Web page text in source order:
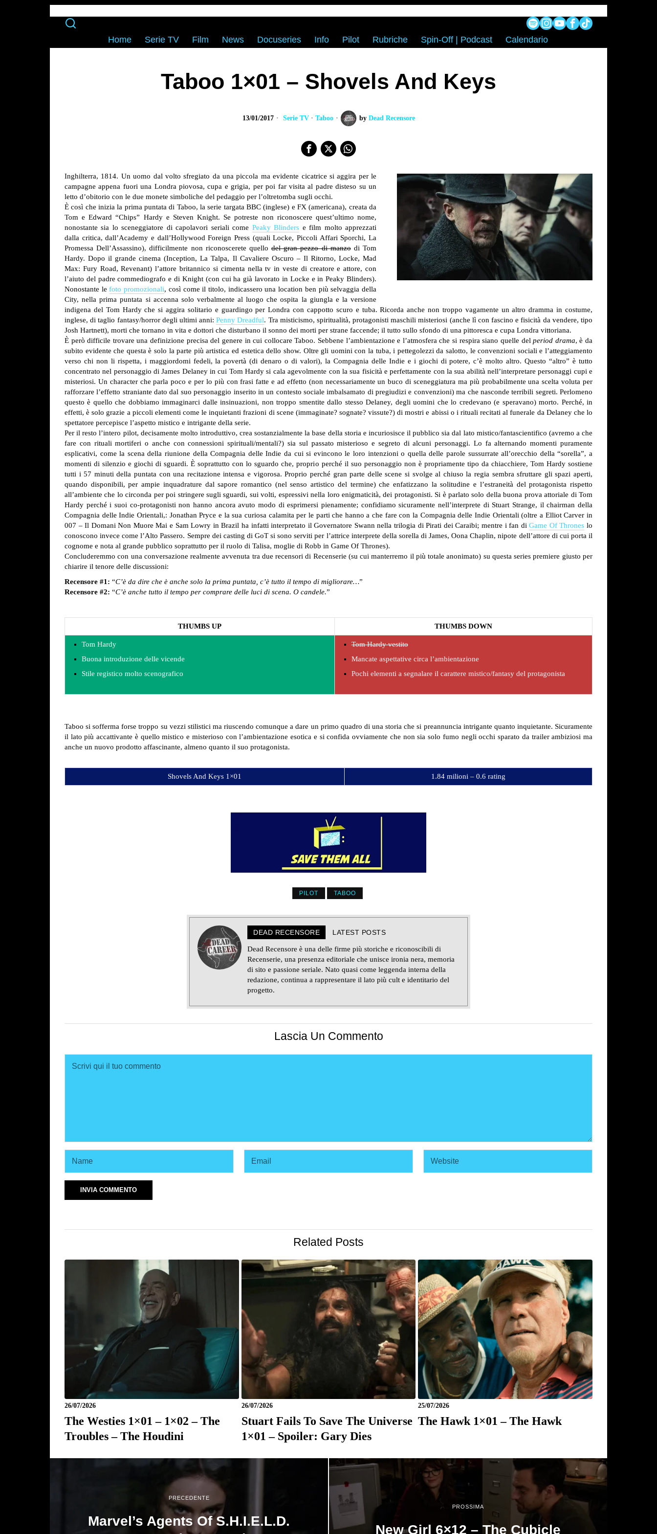
Home Serie TV Film News Docuseries Info Pilot Rubriche Spin-Off | Podcast Calendario
Taboo 1×01 – Shovels And Keys
13/01/2017 Serie TV · Taboo by Dead Recensore
Inghilterra, 1814. Un uomo dal volto sfregiato da una piccola ma evidente cicatrice si aggira per le
campagne appena fuori una Londra piovosa, cupa e grigia, per poi far visita al padre disteso su un
letto d’obitorio con le due monete simboliche del pedaggio per l’oltretomba sugli occhi.
È così che inizia la prima puntata di Taboo, la serie targata BBC (inglese) e FX (americana), creata da
Tom e Edward “Chips” Hardy e Steven Knight. Se potreste non riconoscere quest’ultimo nome,
nonostante sia lo sceneggiatore di capolavori seriali come Peaky Blinders e film molto apprezzati
dalla critica, dall’Academy e dall’Hollywood Foreign Press (quali Locke, Piccoli Affari Sporchi, La
Promessa Dell’Assassino), difficilmente non riconoscerete quello del gran pezzo di manzodi Tom
Hardy. Dopo il grande cinema (Inception, La Talpa, Il Cavaliere Oscuro – Il Ritorno, Locke, Mad
Max: Fury Road, Revenant) l’attore britannico si cimenta nella tv in veste di creatore e attore, con
l’aiuto del padre commediografo e di Knight (con cui ha già lavorato in Locke e in Peaky Blinders).
Nonostante lefoto promozionali, così come il titolo, indicassero una location ben più selvaggia della
City, nella prima puntata si accenna solo verbalmente al luogo che ospita la giungla e la versione
indigena del Tom Hardy che si aggira solitario e guardingo per Londra con cappotto scuro e tuba. Ricorda anche non troppo vagamente un altro dramma in costume,
inglese, di taglio fantasy/horror degli ultimi anni:Penny Dreadful. Tra misticismo, spiritualità, protagonisti maschili misteriosi (anche lì con fascino e fisicità da vendere, tipo
Josh Hartnett), morti che tornano in vita e dottori che disturbano il sonno dei morti per strane faccende; il tutto sullo sfondo di una pittoresca e cupa Londra vittoriana.
È però difficile trovare una definizione precisa del genere in cui collocare Taboo. Sebbene l’ambientazione e l’atmosfera che si respira siano quelle delperiod drama, è da
subito evidente che questa è solo la parte più artistica ed estetica dello show. Oltre gli uomini con la tuba, i pettegolezzi da salotto, le convenzioni sociali e l’atteggiamento
verso chi non li rispetta, i maggiordomi fedeli, la povertà (di denaro o di valori), la Compagnia delle Indie e i giochi di potere, c’è molto altro. Questo “altro” è tutto
concentrato nel personaggio di James Delaney in cui Tom Hardy si cala agevolmente con la sua fisicità e perfettamente con la sua abilità nell’interpretare personaggi cupi e
misteriosi. Un character che parla poco e per lo più con frasi fatte e ad effetto (non necessariamente un buco di sceneggiatura ma più probabilmente una scelta voluta per
rafforzare l’effetto straniante dato dal suo personaggio inserito in un contesto sociale imbalsamato di pregiudizi e convenzioni) ma che nasconde terribili segreti. Perlomeno
questo è quello che dobbiamo immaginarci dalle insinuazioni, non troppo smentite dallo stesso Delaney, degli uomini che lo credevano (e speravano) morto. Perché, in
effetti, è solo grazie a piccoli elementi come le inquietanti frazioni di scene (immaginate? sognate? vissute?) di mostri e abissi o i rituali recitati al funerale da Delaney che lo
spettatore percepisce l’aspetto mistico e intrigante della serie.
Per il resto l’intero pilot, decisamente molto introduttivo, crea sostanzialmente la base della storia e incuriosisce il pubblico sia dal lato mistico/fantascientifico (avremo a che
fare con rituali mortiferi o anche con connessioni spirituali/mentali?) sia sul passato misterioso e segreto di alcuni personaggi. Lo fa alternando momenti puramente
esplicativi, come la scena della riunione della Compagnia delle Indie da cui si evincono le loro intenzioni o quella delle parole sussurrate all’orecchio della “sorella”, a
momenti di silenzio e giochi di sguardi. È soprattutto con lo sguardo che, proprio perché il suo personaggio non è propriamente tipo da chiacchiere, Tom Hardy sostiene
tutti i 57 minuti della puntata con una recitazione intensa e vigorosa. Proprio perché gran parte delle scene si svolge al chiuso la regia sembra sfruttare gli spazi aperti,
quando disponibili, per ampie inquadrature dal sapore romantico (nel senso artistico del termine) che enfatizzano la solitudine e l’estraneità del protagonista rispetto
all’ambiente che lo circonda per poi stringere sugli sguardi, sui volti, espressivi nella loro enigmaticità, dei protagonisti. Si è parlato solo della buona prova attoriale di Tom
Hardy perché i suoi co-protagonisti non hanno ancora avuto modo di esprimersi pienamente; confidiamo sicuramente nell’interprete di Stuart Strange, il chairman della
Compagnia delle Indie Orientali,: Jonathan Pryce e la sua curiosa calamita per le parti che hanno a che fare con la Compagnia delle Indie Orientali (oltre a Elliot Carver in
007 – Il Domani Non Muore Mai e Sam Lowry in Brazil ha infatti interpretato il Governatore Swann nella trilogia di Pirati dei Caraibi; mentre i fan diGame Of Thrones lo
conoscono invece come l’Alto Passero. Sempre dei casting di GoT si sono serviti per l’attrice interprete della sorella di James, Oona Chaplin, nipote dell’attore di cui porta il
cognome e nota al grande pubblico soprattutto per il ruolo di Talisa, moglie di Robb in Game Of Thrones).
Concluderemmo con una conversazione realmente avvenuta tra due recensori di Recenserie (su cui manterremo il più totale anonimato) su questa series premiere giusto per
chiarire il tenore delle discussioni:
Recensore #1: “C’è da dire che è anche solo la prima puntata, c’è tutto il tempo di migliorare…”
Recensore #2: “C’è anche tutto il tempo per comprare delle luci di scena. O candele.”
THUMBS UP THUMBS DOWN
Tom Hardy
Buona introduzione delle vicende
Stile registico molto scenografico
Tom Hardy vestito
Mancate aspettative circa l’ambientazione
Pochi elementi a segnalare il carattere mistico/fantasy del protagonista
Taboo si sofferma forse troppo su vezzi stilistici ma riuscendo comunque a dare un primo quadro di una storia che si preannuncia intrigante quanto inquietante. Sicuramente
il lato più accattivante è quello mistico e misterioso con l’ambientazione esotica e si confida ovviamente che non sia solo fumo negli occhi sparato da trailer ambiziosi ma
anche un nuovo prodotto affascinante, almeno quanto il suo protagonista.
Shovels And Keys 1×01 1.84 milioni – 0.6 rating
PILOT TABOO
DEAD RECENSORE LATEST POSTS
Dead Recensore è una delle firme più storiche e riconoscibili di
Recenserie, una presenza editoriale che unisce ironia nera, memoria
di sito e passione seriale. Nato quasi come leggenda interna della
redazione, continua a rappresentare il lato più cult e identitario del
progetto.
Lascia Un Commento
Related Posts
26/07/2026
The Westies 1×01 – 1×02 – The
Troubles – The Houdini
26/07/2026
Stuart Fails To Save The Universe
1×01 – Spoiler: Gary Dies
25/07/2026
The Hawk 1×01 – The Hawk
PRECEDENTE
Marvel’s Agents Of S.H.I.E.L.D.
PROSSIMA
New Girl 6×12 – The Cubicle